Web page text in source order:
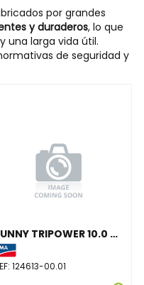
por grandes
y duraderos, lo que
una larga vida útil.
de seguridad y
SUNNY TRIPOWER 10.0 SMART ENERGY
124613-00.01